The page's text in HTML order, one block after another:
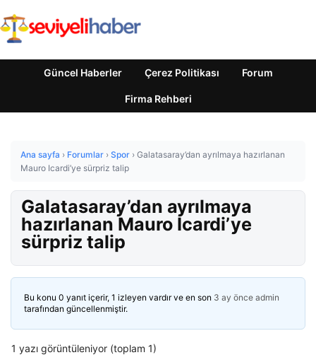
Güncel Haberler Çerez Politikası Forum
Firma Rehberi
Ana sayfa › Forumlar › Spor › Galatasaray’dan ayrılmaya hazırlanan
Mauro Icardi’ye sürpriz talip
Galatasaray’dan ayrılmaya
hazırlanan Mauro Icardi’ye
sürpriz talip
Bu konu 0 yanıt içerir, 1 izleyen vardır ve en son 3 ay önce admin
tarafından güncellenmiştir.
1 yazı görüntüleniyor (toplam 1)